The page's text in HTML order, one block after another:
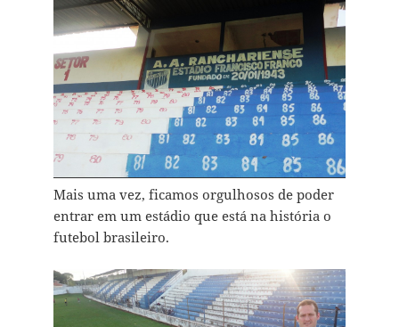
Mais uma vez, ficamos orgulhosos de poder
entrar em um estádio que está na história o
futebol brasileiro.